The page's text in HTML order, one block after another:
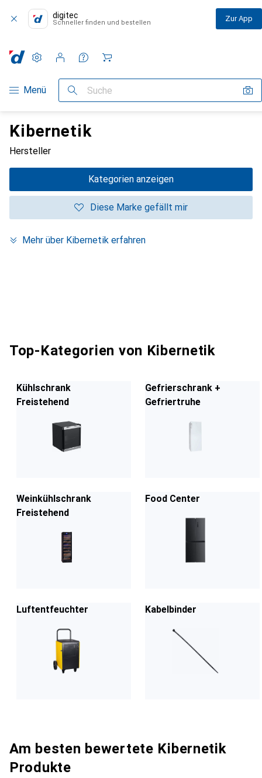
digitec
Schneller finden und bestellen Zur App
Navigation nach Kategorien
Menü Suche
Einstellungen
Kundenkonto
Vergleichslisten
Merklisten
Warenkorb
Kibernetik
Hersteller
Kategorien anzeigen
Diese Marke gefällt mir
Mehr über Kibernetik erfahren
Top-Kategorien von Kibernetik
Kühlschrank
Freistehend
Gefrierschrank +
Gefriertruhe
Weinkühlschrank
Freistehend
Food Center
Luftentfeuchter Kabelbinder
Am besten bewertete Kibernetik
Produkte